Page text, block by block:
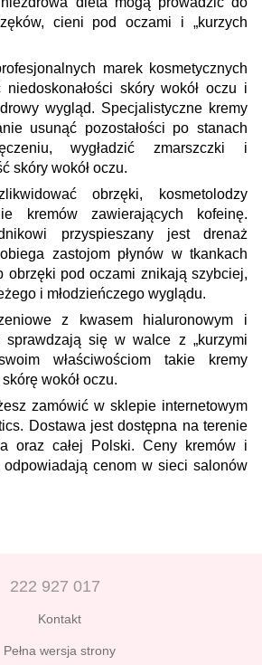
cieni pod oczami i „kurzych
marek kosmetycznych
skóry wokół oczu i
wygląd. Specjalistyczne kremy
usunąć pozostałości po stanach
wygładzić zmarszczki i
skóry wokół oczu.
obrzęki, kosmetolodzy
kremów zawierających kofeinę.
przyspieszany jest drenaż
zastojom płynów w tkankach
obrzęki pod oczami znikają szybciej,
i młodzieńczego wyglądu.
z kwasem hialuronowym i
sprawdzają się w walce z „kurzymi
właściwościom takie kremy
wokół oczu.
zamówić w sklepie internetowym
Dostawa jest dostępna na terenie
oraz całej Polski. Ceny kremów i
odpowiadają cenom w sieci salonów
222 927 017
Kontakt
Pełna wersja strony